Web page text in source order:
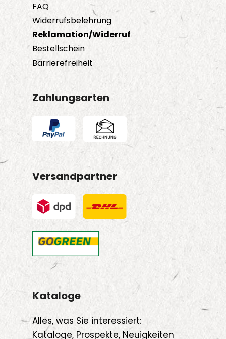
FAQ
Widerrufsbelehrung
Reklamation/Widerruf
Bestellschein
Barrierefreiheit
Zahlungsarten
Versandpartner
Kataloge
Alles, was Sie interessiert:
Kataloge, Prospekte, Neuigkeiten